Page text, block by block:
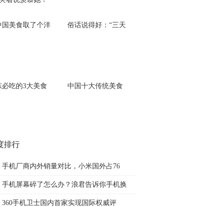
国美食取了个洋 俗话说得好：“三天
必吃的3大美食 中国十大传统美食
排行
手机厂商内外销量对比，小米国外占76
手机屏幕碎了怎么办？浪君告诉你手机换
360手机卫士国内首家实现国际权威评